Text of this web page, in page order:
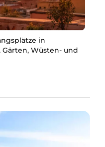
in
Gärten, Wüsten- und